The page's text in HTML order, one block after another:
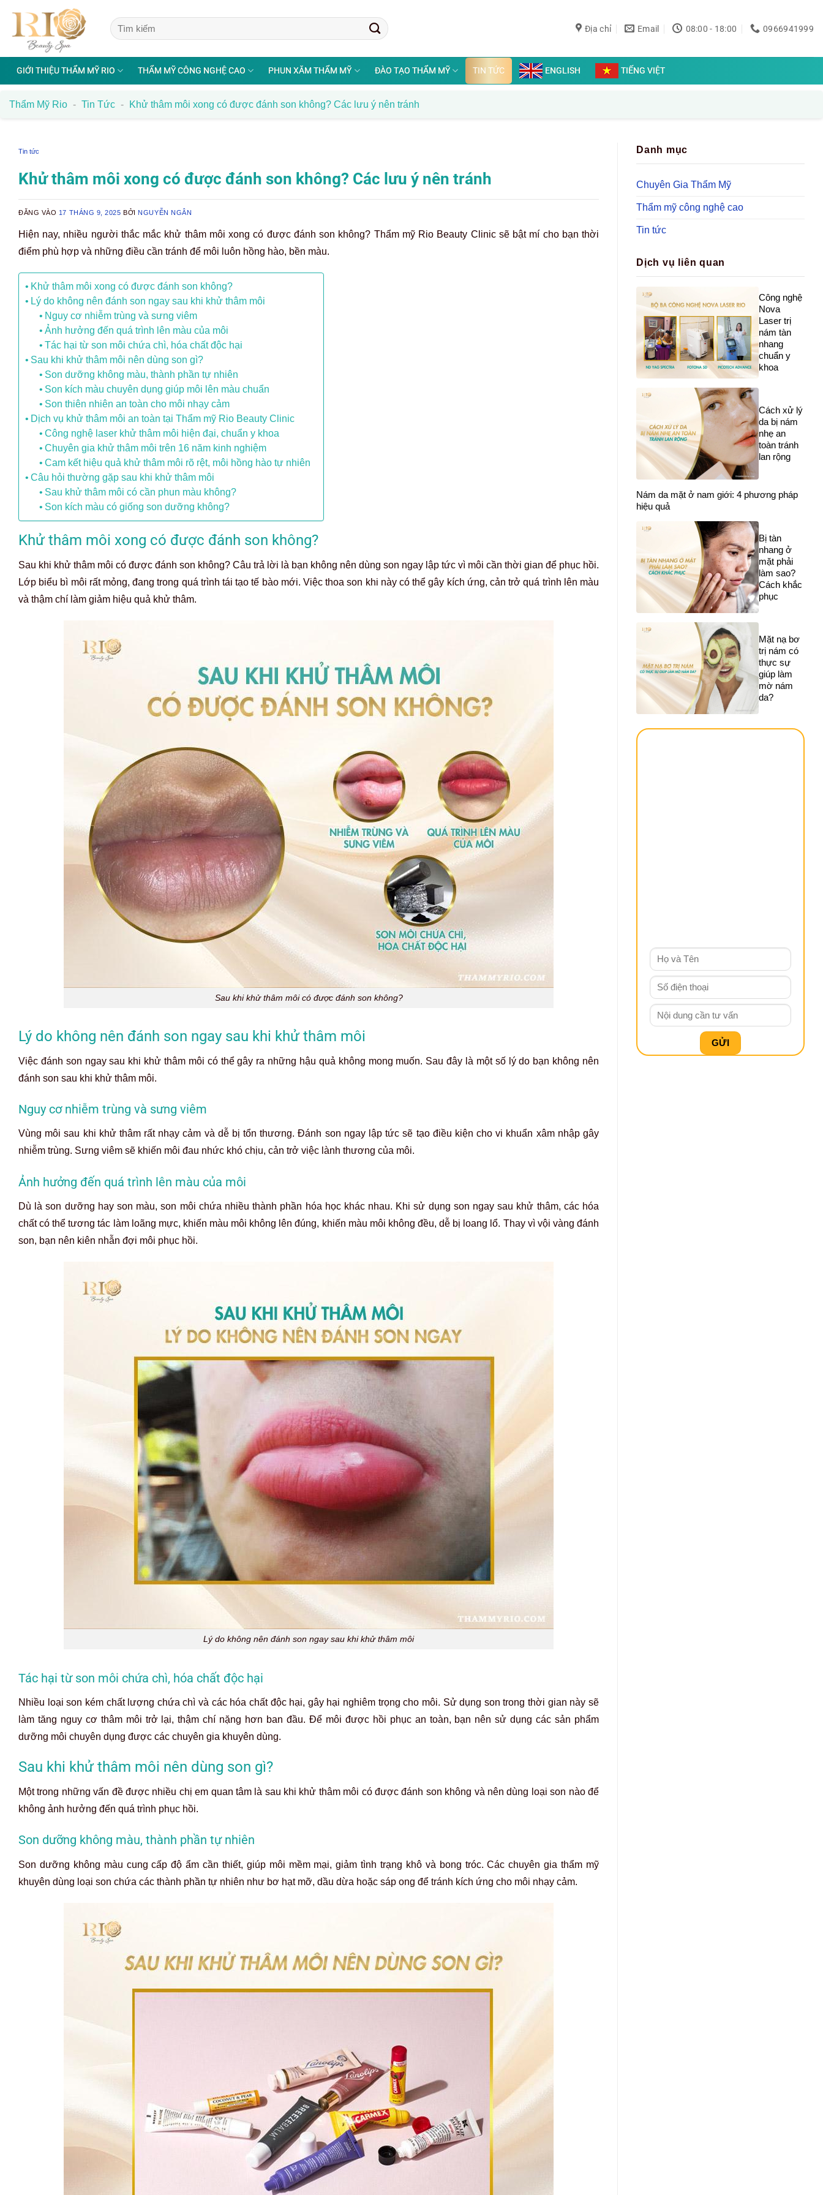
nội
Địa chỉ Email 08:00 - 18:00 0966941999
GIỚI THIỆU THẨM MỸ RIO THẨM MỸ CÔNG NGHỆ CAO PHUN XĂM THẨM MỸ ĐÀO TẠO THẨM MỸ TIN TỨC ENGLISH TIẾNG VIỆT
Thẩm Mỹ Rio - Tin Tức - Khử thâm môi xong có được đánh son không? Các lưu ý nên tránh
Tin tức
Khử thâm môi xong có được đánh son không? Các lưu ý nên tránh
ĐĂNG VÀO 17 THÁNG 9, 2025 BỞI NGUYỄN NGÂN
Hiện nay, nhiều người thắc mắc khử thâm môi xong có được đánh son không? Thẩm mỹ Rio Beauty Clinic sẽ bật mí cho bạn thời
điểm phù hợp và những điều cần tránh để môi luôn hồng hào, bền màu.
Khử thâm môi xong có được đánh son không?
Lý do không nên đánh son ngay sau khi khử thâm môi
Nguy cơ nhiễm trùng và sưng viêm
Ảnh hưởng đến quá trình lên màu của môi
Tác hại từ son môi chứa chì, hóa chất độc hại
Sau khi khử thâm môi nên dùng son gì?
Son dưỡng không màu, thành phần tự nhiên
Son kích màu chuyên dụng giúp môi lên màu chuẩn
Son thiên nhiên an toàn cho môi nhạy cảm
Dịch vụ khử thâm môi an toàn tại Thẩm mỹ Rio Beauty Clinic
Công nghệ laser khử thâm môi hiện đại, chuẩn y khoa
Chuyên gia khử thâm môi trên 16 năm kinh nghiệm
Cam kết hiệu quả khử thâm môi rõ rệt, môi hồng hào tự nhiên
Câu hỏi thường gặp sau khi khử thâm môi
Sau khử thâm môi có cần phun màu không?
Son kích màu có giống son dưỡng không?
Khử thâm môi xong có được đánh son không?
Sau khi khử thâm môi có được đánh son không? Câu trả lời là bạn không nên dùng son ngay lập tức vì môi cần thời gian để phục hồi.
Lớp biểu bì môi rất mỏng, đang trong quá trình tái tạo tế bào mới. Việc thoa son khi này có thể gây kích ứng, cản trở quá trình lên màu
và thậm chí làm giảm hiệu quả khử thâm.
Sau khi khử thâm môi có được đánh son không?
Lý do không nên đánh son ngay sau khi khử thâm môi
Việc đánh son ngay sau khi khử thâm môi có thể gây ra những hậu quả không mong muốn. Sau đây là một số lý do bạn không nên
đánh son sau khi khử thâm môi.
Nguy cơ nhiễm trùng và sưng viêm
Vùng môi sau khi khử thâm rất nhạy cảm và dễ bị tổn thương. Đánh son ngay lập tức sẽ tạo điều kiện cho vi khuẩn xâm nhập gây
nhiễm trùng. Sưng viêm sẽ khiến môi đau nhức khó chịu, cản trở việc lành thương của môi.
Ảnh hưởng đến quá trình lên màu của môi
Dù là son dưỡng hay son màu, son môi chứa nhiều thành phần hóa học khác nhau. Khi sử dụng son ngay sau khử thâm, các hóa
chất có thể tương tác làm loãng mực, khiến màu môi không lên đúng, khiến màu môi không đều, dễ bị loang lổ. Thay vì vội vàng đánh
son, bạn nên kiên nhẫn đợi môi phục hồi.
Lý do không nên đánh son ngay sau khi khử thâm môi
Tác hại từ son môi chứa chì, hóa chất độc hại
Nhiều loại son kém chất lượng chứa chì và các hóa chất độc hại, gây hại nghiêm trọng cho môi. Sử dụng son trong thời gian này sẽ
làm tăng nguy cơ thâm môi trở lại, thậm chí nặng hơn ban đầu. Để môi được hồi phục an toàn, bạn nên sử dụng các sản phẩm
dưỡng môi chuyên dụng được các chuyên gia khuyên dùng.
Sau khi khử thâm môi nên dùng son gì?
Một trong những vấn đề được nhiều chị em quan tâm là sau khi khử thâm môi có được đánh son không và nên dùng loại son nào để
không ảnh hưởng đến quá trình phục hồi.
Son dưỡng không màu, thành phần tự nhiên
Son dưỡng không màu cung cấp độ ẩm cần thiết, giúp môi mềm mại, giảm tình trạng khô và bong tróc. Các chuyên gia thẩm mỹ
khuyên dùng loại son chứa các thành phần tự nhiên như bơ hạt mỡ, dầu dừa hoặc sáp ong để tránh kích ứng cho môi nhạy cảm.
Danh mục
Chuyên Gia Thẩm Mỹ
Thẩm mỹ công nghệ cao
Tin tức
Dịch vụ liên quan
Công nghệ
Nova
Laser trị
nám tàn
nhang
chuẩn y
khoa
Cách xử lý
da bị nám
nhẹ an
toàn tránh
lan rộng
Nám da mặt ở nam giới: 4 phương pháp
hiệu quả
Bị tàn
nhang ở
mặt phải
làm sao?
Cách khắc
phục
Mặt nạ bơ
trị nám có
thực sự
giúp làm
mờ nám
da?